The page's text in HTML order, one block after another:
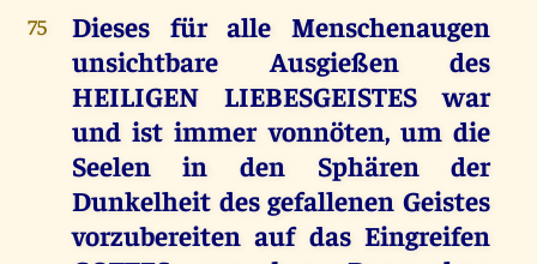
75
Dieses für alle Menschenaugen
unsichtbare Ausgießen des
HEILIGEN LIEBESGEISTES war
und ist immer vonnöten, um die
Seelen in den Sphären der
Dunkelheit des gefallenen Geistes
vorzubereiten auf das Eingreifen